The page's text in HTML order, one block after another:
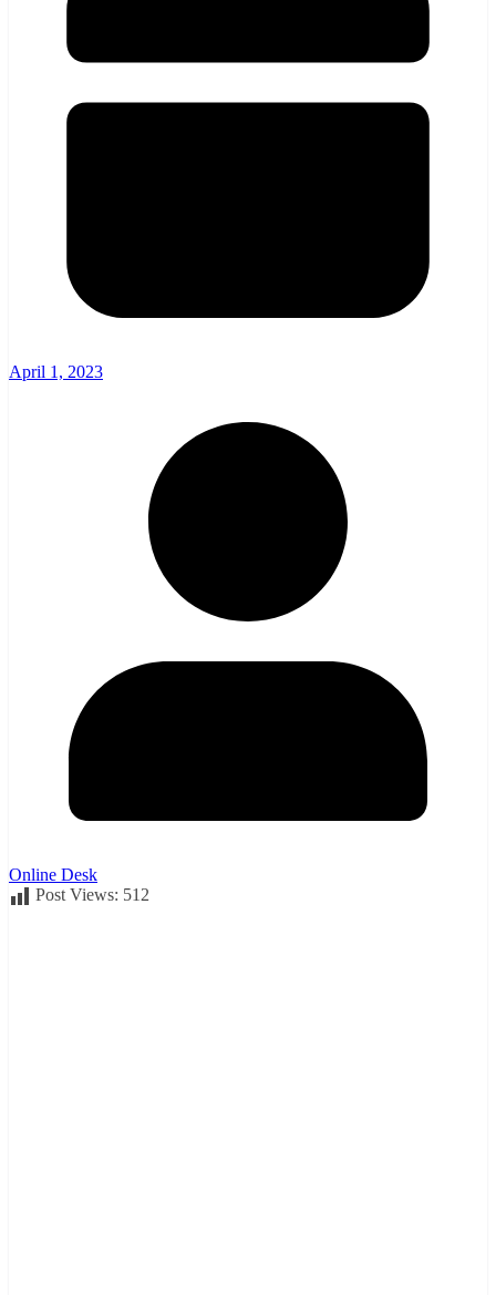
April 1, 2023
Online Desk
Post Views: 512